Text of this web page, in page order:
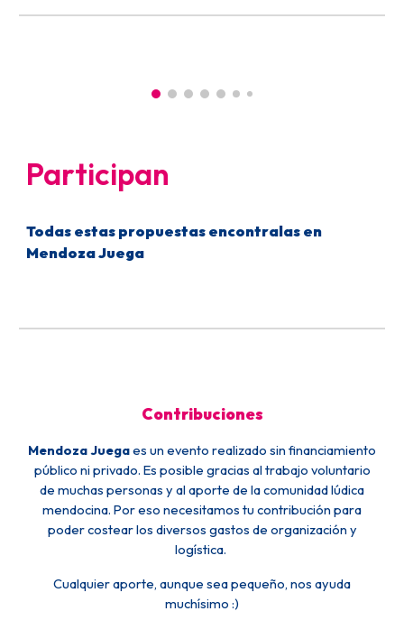
Participan
Todas estas propuestas encontralas en
Mendoza Juega
Contribuciones
Mendoza Juegaes un evento realizado sin financiamiento
público ni privado. Es posible gracias al trabajo voluntario
de muchas personas y al aporte de la comunidad lúdica
mendocina. Por eso necesitamos tu contribución para
poder costear los diversos gastos de organización y
logística.
Cualquier aporte, aunque sea pequeño, nos ayuda
muchísimo :)